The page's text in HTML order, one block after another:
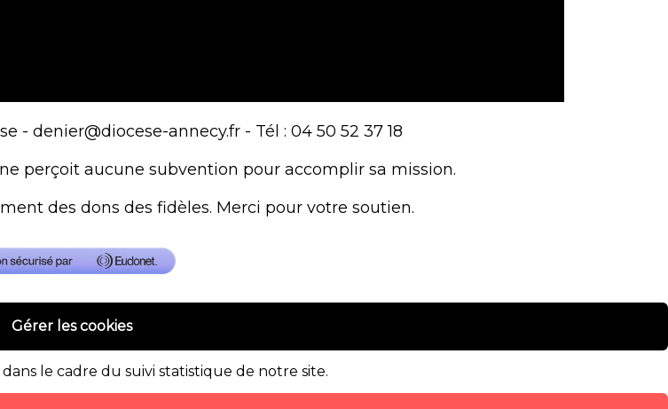
- denier@diocese-annecy.fr- Tél : 04 50 52 37 18
perçoit aucune subvention pour accomplir sa mission.
des dons des fidèles. Merci pour votre soutien.
Gérer les cookies
le cadre du suivi statistique de notre site.